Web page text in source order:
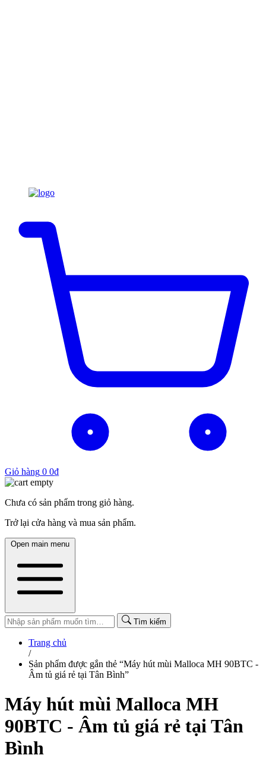
Giỏ hàng 0 0₫
Chưa có sản phẩm trong giỏ hàng.
Trở lại cửa hàng và mua sản phẩm.
Open main menu
Tìm kiếm
Trang chủ
/
Sản phẩm được gắn thẻ “Máy hút mùi Malloca MH 90BTC -
Âm tủ giá rẻ tại Tân Bình”
Máy hút mùi Malloca MH
90BTC - Âm tủ giá rẻ tại Tân
Bình